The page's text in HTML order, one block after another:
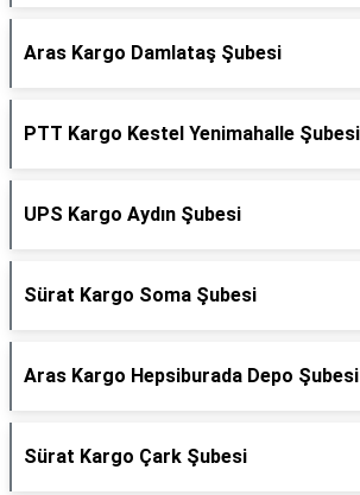
Aras Kargo Damlataş Şubesi
PTT Kargo Kestel Yenimahalle Şubesi
UPS Kargo Aydın Şubesi
Sürat Kargo Soma Şubesi
Aras Kargo Hepsiburada Depo Şubesi
Sürat Kargo Çark Şubesi